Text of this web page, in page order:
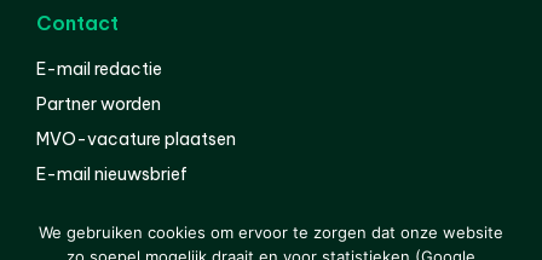
Contact
E-mail redactie
Partner worden
MVO-vacature plaatsen
E-mail nieuwsbrief
We gebruiken cookies om ervoor te zorgen dat onze website